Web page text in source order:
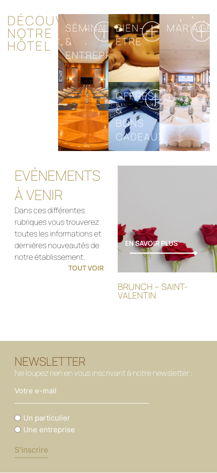
DÉCOUVREZ
NOTRE
HÔTEL
SÉMINAIRES
&
ENTREPRISES
BIEN-
ÊTRE
OFFRES
&
BONS
CADEAUX
MARIAGE
EVÉNEMENTS
À VENIR
Dans ces différentes
rubriques vous trouverez
toutes les informations et
dernières nouveautés de
notre établissement.
TOUT VOIR
EN SAVOIR PLUS
BRUNCH – SAINT-
VALENTIN
NEWSLETTER
Ne loupez rien en vous inscrivant à notre newsletter :
Vous
êtes
Un particulier
Une entreprise